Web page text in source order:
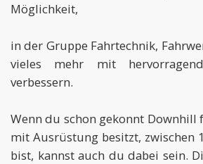
Möglichkeit,
in der Gruppe Fahrtechnik,
vieles mehr mit
verbessern.
Wenn du schon gekonnt Downhill
mit Ausrüstung besitzt, zwischen
bist, kannst auch du dabei sein.